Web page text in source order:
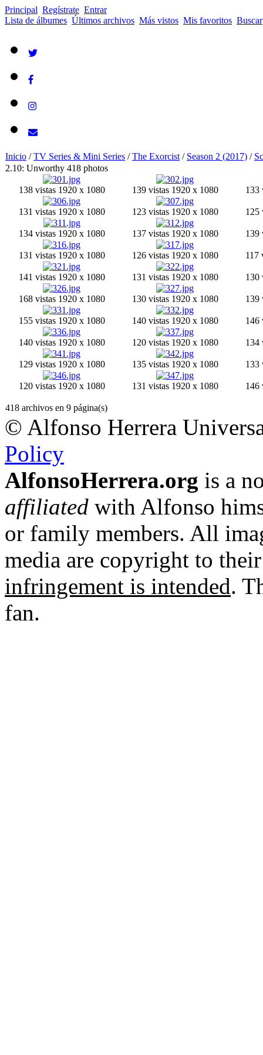
Principal Regístrate Entrar
Lista de álbumes Últimos archivos Más vistos Mis favoritos Buscar
Inicio /TV Series & Mini Series /The Exorcist / Season 2 (2017) /
2.10: Unworthy 418 photos
138 vistas 1920 x 1080 139 vistas 1920 x 1080 133
131 vistas 1920 x 1080 123 vistas 1920 x 1080 125
134 vistas 1920 x 1080 137 vistas 1920 x 1080 139
131 vistas 1920 x 1080 126 vistas 1920 x 1080 117
141 vistas 1920 x 1080 131 vistas 1920 x 1080 130
168 vistas 1920 x 1080 130 vistas 1920 x 1080 139
155 vistas 1920 x 1080 140 vistas 1920 x 1080 146
140 vistas 1920 x 1080 120 vistas 1920 x 1080 134
129 vistas 1920 x 1080 135 vistas 1920 x 1080 133
120 vistas 1920 x 1080 131 vistas 1920 x 1080 146
418 archivos en 9 página(s)
© Alfonso Herrera
Policy
AlfonsoHerrera.org is a
affiliated with Alfonso
or family members. All
media are copyright to
infringement is intended.
fan.